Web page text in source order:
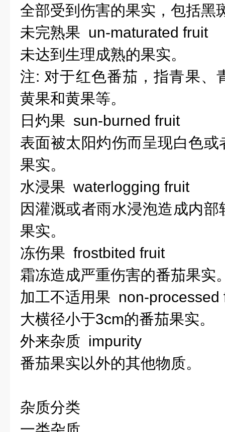
全部受到伤害的果实，包括黑
未完熟果 un-maturated fruit
未达到生理成熟的果实。
注: 对于红色番茄，指青果、
黄果和黄果等。
日灼果 sun-burned fruit
表面被太阳灼伤而呈现白色
果实。
水浸果 waterlogging fruit
因灌溉或者雨水浸泡造成内
果实。
冻伤果 frostbited fruit
霜冻造成严重伤害的番茄果实
加工不适用果 non-processed
大横径小于3cm的番茄果实。
外来杂质 impurity
番茄果实以外的其他物质。
杂质分类